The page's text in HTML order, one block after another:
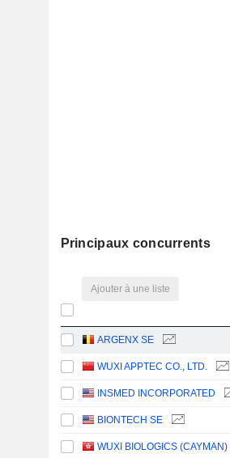
Principaux concurrents
Ajouter à une liste
ARGENX SE
WUXI APPTEC CO., LTD.
INSMED INCORPORATED
BIONTECH SE